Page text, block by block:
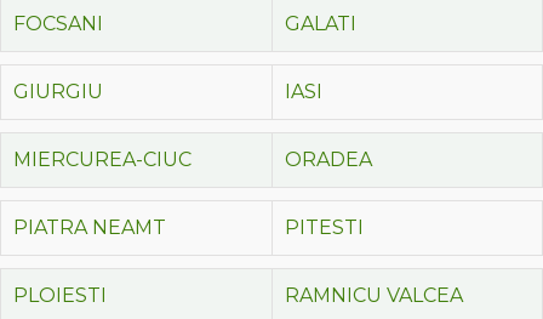
FOCSANI GALATI
GIURGIU IASI
MIERCUREA-CIUC ORADEA
PIATRA NEAMT PITESTI
PLOIESTI RAMNICU VALCEA